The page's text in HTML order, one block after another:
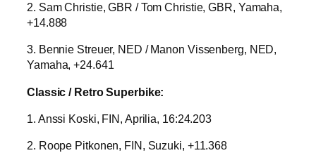
2. Sam Christie, GBR / Tom Christie, GBR, Yamaha,
+14.888
3. Bennie Streuer, NED / Manon Vissenberg, NED,
Yamaha, +24.641
Classic / Retro Superbike:
1. Anssi Koski, FIN, Aprilia, 16:24.203
2. Roope Pitkonen, FIN, Suzuki, +11.368